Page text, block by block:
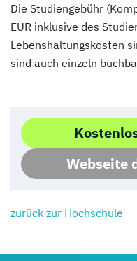
Die Studiengebühr
EUR inklusive des
Lebenshaltungskosten
sind auch einzeln
Webseite
zurück zur Hochschule